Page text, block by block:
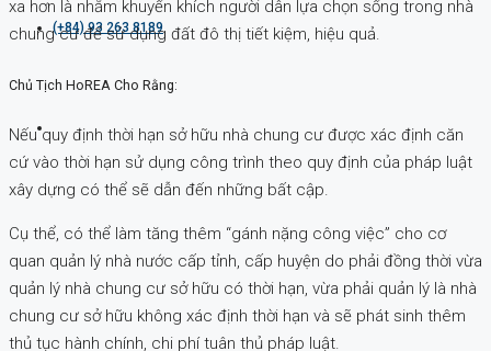
(+84) 93 263 8189
xa hơn là nhằm khuyến khích người dân lựa chọn sống trong nhà
chung cư để sử dụng đất đô thị tiết kiệm, hiệu quả.
Chủ Tịch HoREA Cho Rằng:
Nếu quy định thời hạn sở hữu nhà chung cư được xác định căn
cứ vào thời hạn sử dụng công trình theo quy định của pháp luật
xây dựng có thể sẽ dẫn đến những bất cập.
Cụ thể, có thể làm tăng thêm “gánh nặng công việc” cho cơ
quan quản lý nhà nước cấp tỉnh, cấp huyện do phải đồng thời vừa
quản lý nhà chung cư sở hữu có thời hạn, vừa phải quản lý là nhà
chung cư sở hữu không xác định thời hạn và sẽ phát sinh thêm
thủ tục hành chính, chi phí tuân thủ pháp luật.